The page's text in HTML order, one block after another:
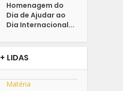
Homenagem do
Dia de Ajudar ao
Dia Internacional...
+ LIDAS
Matéria